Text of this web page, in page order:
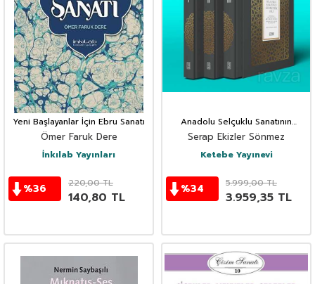
Yeni Başlayanlar İçin Ebru Sanatı
Ömer Faruk Dere
İnkılab Yayınları
%36 220,00TL
140,80 TL
Anadolu Selçuklu Sanatının
Geometrik Dili
Serap Ekizler Sönmez
Ketebe Yayınevi
%34 5.999,00TL
3.959,35 TL